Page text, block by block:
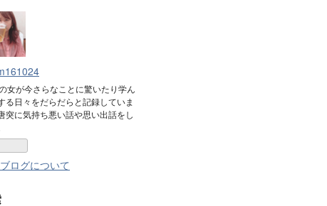
女が今さらなことに驚いたり学ん
る日々をだらだらと記録していま
突に気持ち悪い話や思い出話をし
ログについて